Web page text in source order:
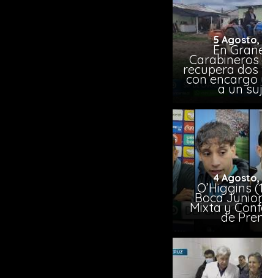
5 Agosto,
En
Carabineros
recupera dos
con encargo
a un
4 Agosto,
O’Higgins
Boca
Mixta y
de